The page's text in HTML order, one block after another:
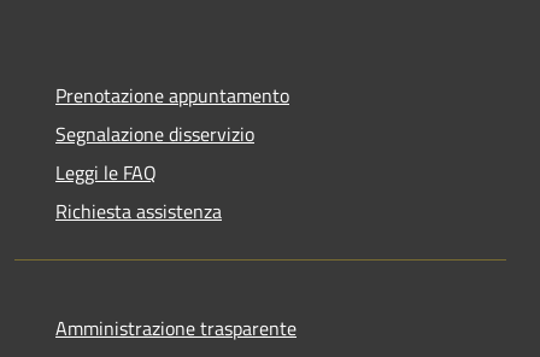
Prenotazione appuntamento
Segnalazione disservizio
Leggi le FAQ
Richiesta assistenza
Amministrazione trasparente